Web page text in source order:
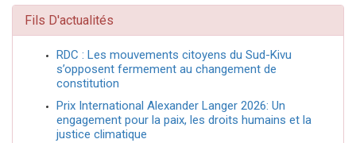
Fils D'actualités
RDC : Les mouvements citoyens du Sud-Kivu
s’opposent fermement au changement de
constitution
Prix International Alexander Langer 2026: Un
engagement pour la paix, les droits humains et la
justice climatique